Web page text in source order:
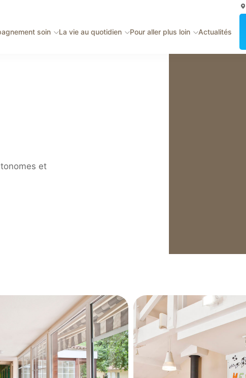
soin La vie au quotidien Pour aller plus loin Actualités
et